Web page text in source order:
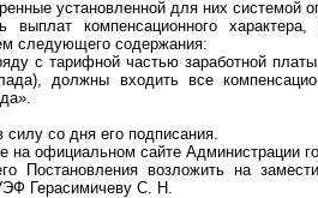
установленной для них системой
выплат компенсационного
следующего содержания:
с тарифной частью заработной
должны входить все
со дня его подписания.
на официальном сайте Администрации
Постановления возложить на
Герасимичеву С. Н.